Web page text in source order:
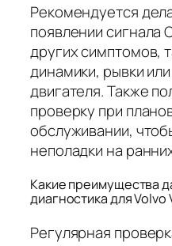
Рекомендуется
появлении сигнала
других симптомов,
динамики, рывки
двигателя. Также
проверку при
обслуживании,
неполадки на
Какие преимущества
диагностика для Volvo
Регулярная